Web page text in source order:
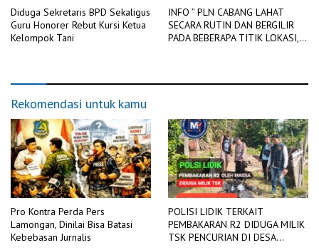
Diduga Sekretaris BPD Sekaligus
Guru Honorer Rebut Kursi Ketua
Kelompok Tani
INFO ” PLN CABANG LAHAT
SECARA RUTIN DAN BERGILIR
PADA BEBERAPA TITIK LOKASI,
Rekomendasi untuk kamu
Pro Kontra Perda Pers
Lamongan, Dinilai Bisa Batasi
Kebebasan Jurnalis
POLISI LIDIK TERKAIT
PEMBAKARAN R2 DIDUGA MILIK
TSK PENCURIAN DI DESA